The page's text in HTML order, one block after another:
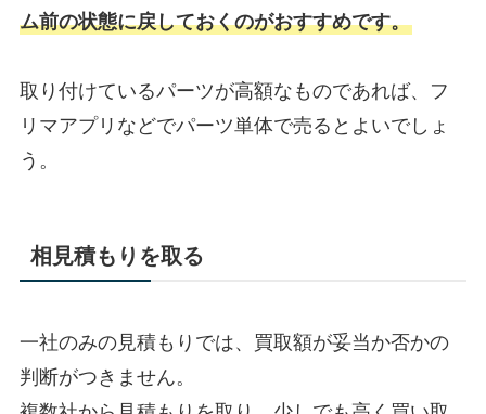
ム前の状態に戻しておくのがおすすめです。
取り付けているパーツが高額なものであれば、フ
リマアプリなどでパーツ単体で売るとよいでしょ
う。
相見積もりを取る
一社のみの見積もりでは、買取額が妥当か否かの
判断がつきません。